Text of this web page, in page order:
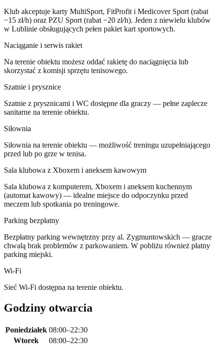
Klub akceptuje karty MultiSport, FitProfit i Medicover Sport (rabat
−15 zł/h) oraz PZU Sport (rabat −20 zł/h). Jeden z niewielu klubów
w Lublinie obsługujących pełen pakiet kart sportowych.
Naciąganie i serwis rakiet
Na terenie obiektu możesz oddać rakietę do naciągnięcia lub
skorzystać z komisji sprzętu tenisowego.
Szatnie i prysznice
Szatnie z prysznicami i WC dostępne dla graczy — pełne zaplecze
sanitarne na terenie obiektu.
Siłownia
Siłownia na terenie obiektu — możliwość treningu uzupełniającego
przed lub po grze w tenisa.
Sala klubowa z Xboxem i aneksem kawowym
Sala klubowa z komputerem, Xboxem i aneksem kuchennym
(automat kawowy) — idealne miejsce do odpoczynku przed
meczem lub spotkania po treningowe.
Parking bezpłatny
Bezpłatny parking wewnętrzny przy al. Zygmuntowskich — gracze
chwalą brak problemów z parkowaniem. W pobliżu również płatny
parking miejski.
Wi-Fi
Sieć Wi-Fi dostępna na terenie obiektu.
Godziny otwarcia
Poniedziałek 08:00–22:30
Wtorek
08:00–22:30